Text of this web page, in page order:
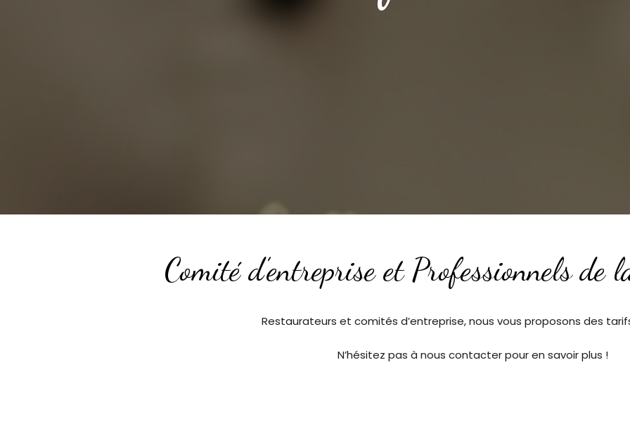
Comité d’entreprise et Professionnels de
Restaurateurs et comités d’entreprise, nous vous proposons des
N’hésitez pas à nous contacter pour en savoir plus !